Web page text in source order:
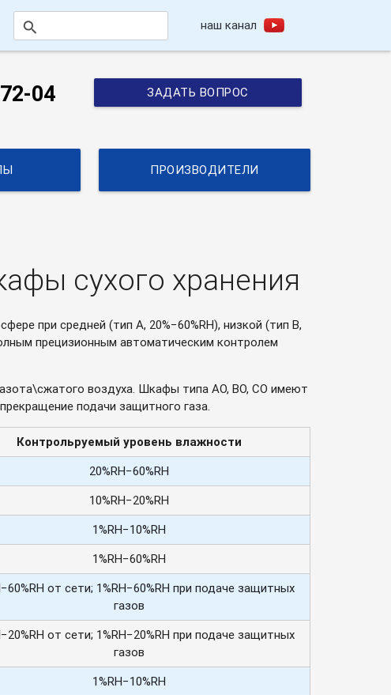
search наш канал
04 ЗАДАТЬ ВОПРОС
ПРОИЗВОДИТЕЛИ
сухого хранения
при средней (тип A, 20%−60%RH), низкой (тип B,
прецизионным автоматическим контролем
воздуха. Шкафы типа AO, BO, CO имеют
подачи защитного газа.
Контрольруемый уровень влажности
20%RH−60%RH
10%RH−20%RH
1%RH−10%RH
1%RH−60%RH
от сети; 1%RH−60%RH при подаче защитных
газов
от сети; 1%RH−20%RH при подаче защитных
газов
1%RH−10%RH